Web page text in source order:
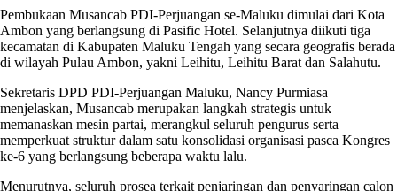
Pembukaan Musancab PDI-Perjuangan se-Maluku dimulai dari Kota
Ambon yang berlangsung di Pasific Hotel. Selanjutnya diikuti tiga
kecamatan di Kabupaten Maluku Tengah yang secara geografis berada
di wilayah Pulau Ambon, yakni Leihitu, Leihitu Barat dan Salahutu.
Sekretaris DPD PDI-Perjuangan Maluku, Nancy Purmiasa
menjelaskan, Musancab merupakan langkah strategis untuk
memanaskan mesin partai, merangkul seluruh pengurus serta
memperkuat struktur dalam satu konsolidasi organisasi pasca Kongres
ke-6 yang berlangsung beberapa waktu lalu.
Menurutnya, seluruh prosea terkait penjaringan dan penyaringan calon